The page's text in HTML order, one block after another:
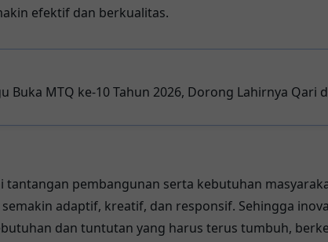
efektif dan berkualitas.
Buka MTQ ke-10 Tahun 2026, Dorong Lahirnya Qari
tantangan pembangunan serta kebutuhan
adaptif, kreatif, dan responsif. Sehingga
dan tuntutan yang harus terus tumbuh,